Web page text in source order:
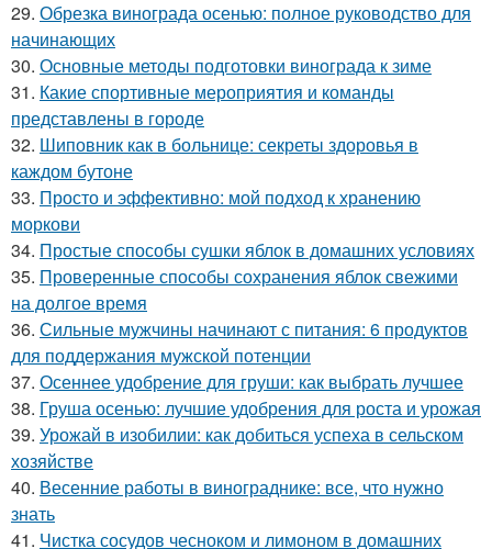
29. Обрезка винограда осенью: полное руководство для
начинающих
30. Основные методы подготовки винограда к зиме
31. Какие спортивные мероприятия и команды
представлены в городе
32. Шиповник как в больнице: секреты здоровья в
каждом бутоне
33. Просто и эффективно: мой подход к хранению
моркови
34. Простые способы сушки яблок в домашних условиях
35. Проверенные способы сохранения яблок свежими
на долгое время
36. Сильные мужчины начинают с питания: 6 продуктов
для поддержания мужской потенции
37. Осеннее удобрение для груши: как выбрать лучшее
38. Груша осенью: лучшие удобрения для роста и урожая
39. Урожай в изобилии: как добиться успеха в сельском
хозяйстве
40. Весенние работы в винограднике: все, что нужно
знать
41. Чистка сосудов чесноком и лимоном в домашних